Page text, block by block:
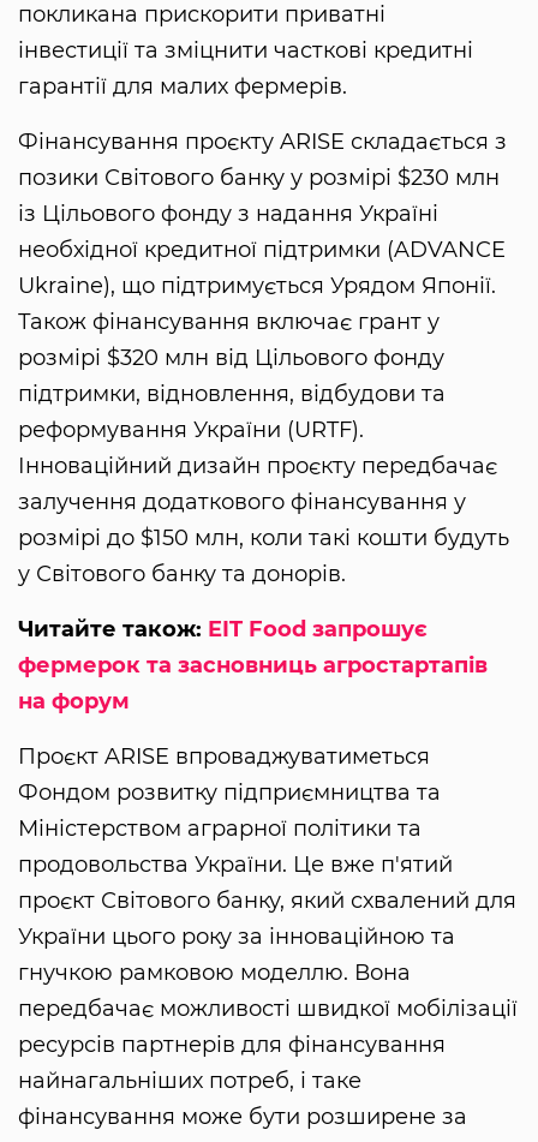
покликана прискорити приватні
інвестиції та зміцнити часткові кредитні
гарантії для малих фермерів.
Фінансування проєкту ARISE складається з
позики Світового банку у розмірі $230 млн
із Цільового фонду з надання Україні
необхідної кредитної підтримки (ADVANCE
Ukraine), що підтримується Урядом Японії.
Також фінансування включає грант у
розмірі $320 млн від Цільового фонду
підтримки, відновлення, відбудови та
реформування України (URTF).
Інноваційний дизайн проєкту передбачає
залучення додаткового фінансування у
розмірі до $150 млн, коли такі кошти будуть
у Світового банку та донорів.
Читайте також: EIT Food запрошує
фермерок та засновниць агростартапів
на форум
Проєкт ARISE впроваджуватиметься
Фондом розвитку підприємництва та
Міністерством аграрної політики та
продовольства України. Це вже п'ятий
проєкт Світового банку, який схвалений для
України цього року за інноваційною та
гнучкою рамковою моделлю. Вона
передбачає можливості швидкої мобілізації
ресурсів партнерів для фінансування
найнагальніших потреб, і таке
фінансування може бути розширене за